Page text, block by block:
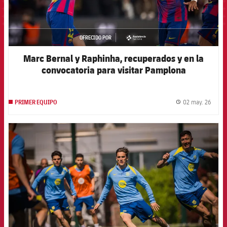
OFRECIDO POR
asistencia
Marc Bernal y Raphinha, recuperados y en la
convocatoria para visitar Pamplona
PRIMER EQUIPO 02 may. 26
FCB Barcelona badge